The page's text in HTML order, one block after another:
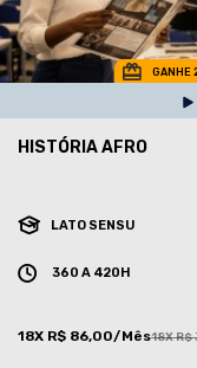
GANHE
HISTÓRIA AFRO
LATO SENSU
360 A 420H
18X R$ 86,00/Mês18X R$